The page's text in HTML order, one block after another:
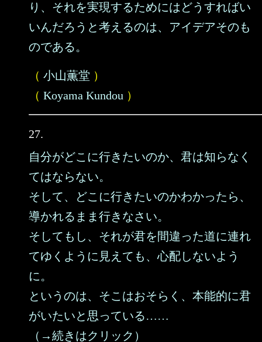
り、それを実現するためにはどうすればい
いんだろうと考えるのは、アイデアそのも
のである。
（ 小山薫堂 ）
（ Koyama Kundou ）
27.
自分がどこに行きたいのか、君は知らなく
てはならない。
そして、どこに行きたいのかわかったら、
導かれるまま行きなさい。
そしてもし、それが君を間違った道に連れ
てゆくように見えても、心配しないよう
に。
というのは、そこはおそらく、本能的に君
がいたいと思っている……
（→続きはクリック）